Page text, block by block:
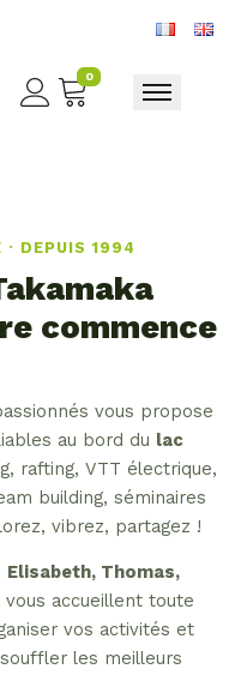
0
Toggle
DEPUIS 1994
commence
vous propose
au bord du lac
rafting, VTT électrique,
building, séminaires
vibrez, partagez !
Elisabeth, Thomas,
vous accueillent toute
vos activités et
les meilleurs